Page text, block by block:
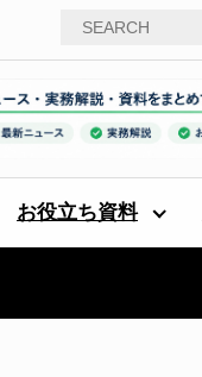
お役立ち資料